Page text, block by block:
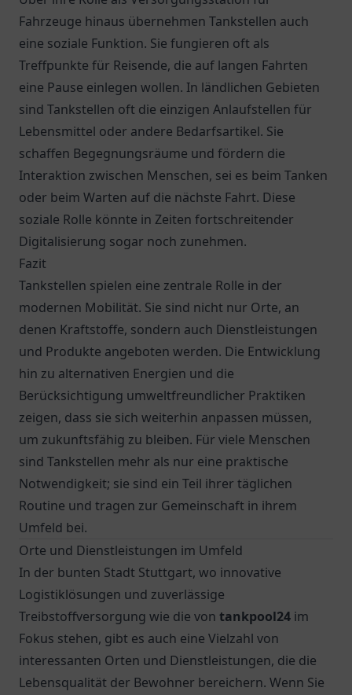
Fahrzeuge hinaus übernehmen Tankstellen auch
eine soziale Funktion. Sie fungieren oft als
Treffpunkte für Reisende, die auf langen Fahrten
eine Pause einlegen wollen. In ländlichen Gebieten
sind Tankstellen oft die einzigen Anlaufstellen für
Lebensmittel oder andere Bedarfsartikel. Sie
schaffen Begegnungsräume und fördern die
Interaktion zwischen Menschen, sei es beim Tanken
oder beim Warten auf die nächste Fahrt. Diese
soziale Rolle könnte in Zeiten fortschreitender
Digitalisierung sogar noch zunehmen.
Fazit
Tankstellen spielen eine zentrale Rolle in der
modernen Mobilität. Sie sind nicht nur Orte, an
denen Kraftstoffe, sondern auch Dienstleistungen
und Produkte angeboten werden. Die Entwicklung
hin zu alternativen Energien und die
Berücksichtigung umweltfreundlicher Praktiken
zeigen, dass sie sich weiterhin anpassen müssen,
um zukunftsfähig zu bleiben. Für viele Menschen
sind Tankstellen mehr als nur eine praktische
Notwendigkeit; sie sind ein Teil ihrer täglichen
Routine und tragen zur Gemeinschaft in ihrem
Umfeld bei.
Orte und Dienstleistungen im Umfeld
In der bunten Stadt Stuttgart, wo innovative
Logistiklösungen und zuverlässige
Treibstoffversorgung wie die von tankpool24 im
Fokus stehen, gibt es auch eine Vielzahl von
interessanten Orten und Dienstleistungen, die die
Lebensqualität der Bewohner bereichern. Wenn Sie